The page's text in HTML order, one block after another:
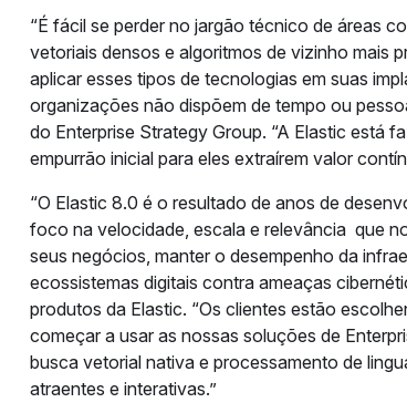
“É fácil se perder no jargão técnico de áreas
vetoriais densos e algoritmos de vizinho mais
aplicar esses tipos de tecnologias em suas
organizações não dispõem de tempo ou
do Enterprise Strategy Group. “A Elastic está
empurrão inicial para eles extraírem valor
“O Elastic 8.0 é o resultado de anos de
foco na velocidade, escala e relevância que
seus negócios, manter o desempenho da
ecossistemas digitais contra ameaças
produtos da Elastic. “Os clientes estão
começar a usar as nossas soluções de
busca vetorial nativa e processamento de
atraentes e interativas.”